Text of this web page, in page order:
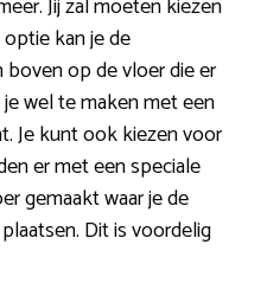
Jij zal moeten kiezen
kan je de
op de vloer die er
wel te maken met een
Je kunt ook kiezen voor
er met een speciale
gemaakt waar je de
Dit is voordelig